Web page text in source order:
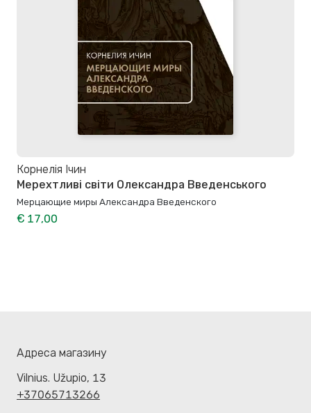
Корнелія Ічин
Мерехтливі світи Олександра Введенського
Мерцающие миры Александра Введенского
€ 17,00
Адреса магазину
Vilnius. Užupio, 13
+37065713266